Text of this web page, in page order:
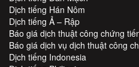
Dịch tiếng Hán Nôm
Dịch tiếng Ả – Rập
Báo giá dịch thuật công chứng
Báo giá dịch vụ dịch thuật công
Dịch tiếng Indonesia